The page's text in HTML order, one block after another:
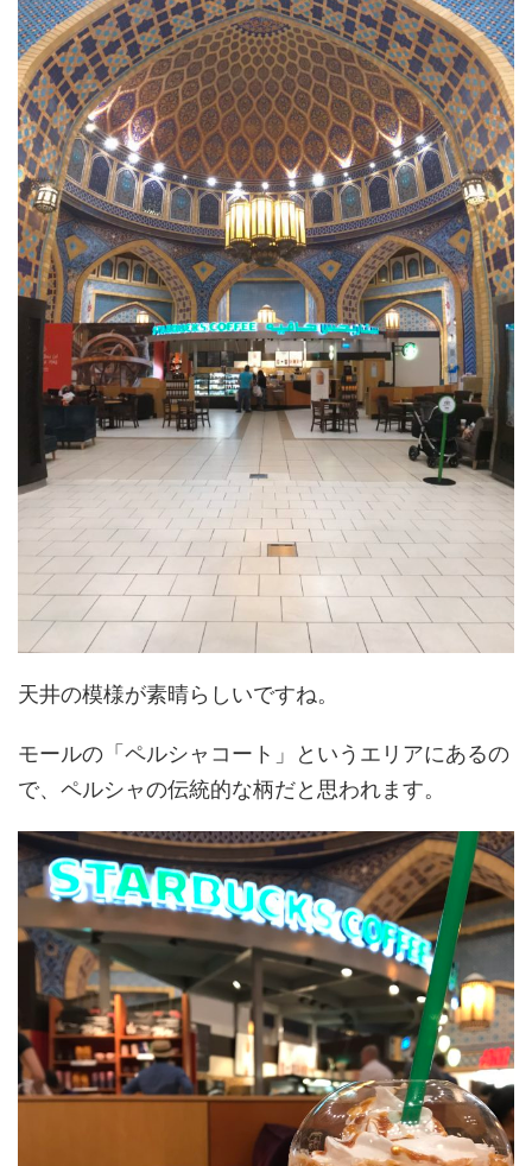
天井の模様が素晴らしいですね。
モールの 「ペルシャコート」
というエリアにあるの
で、ペルシャの伝統的な柄だと思われます。